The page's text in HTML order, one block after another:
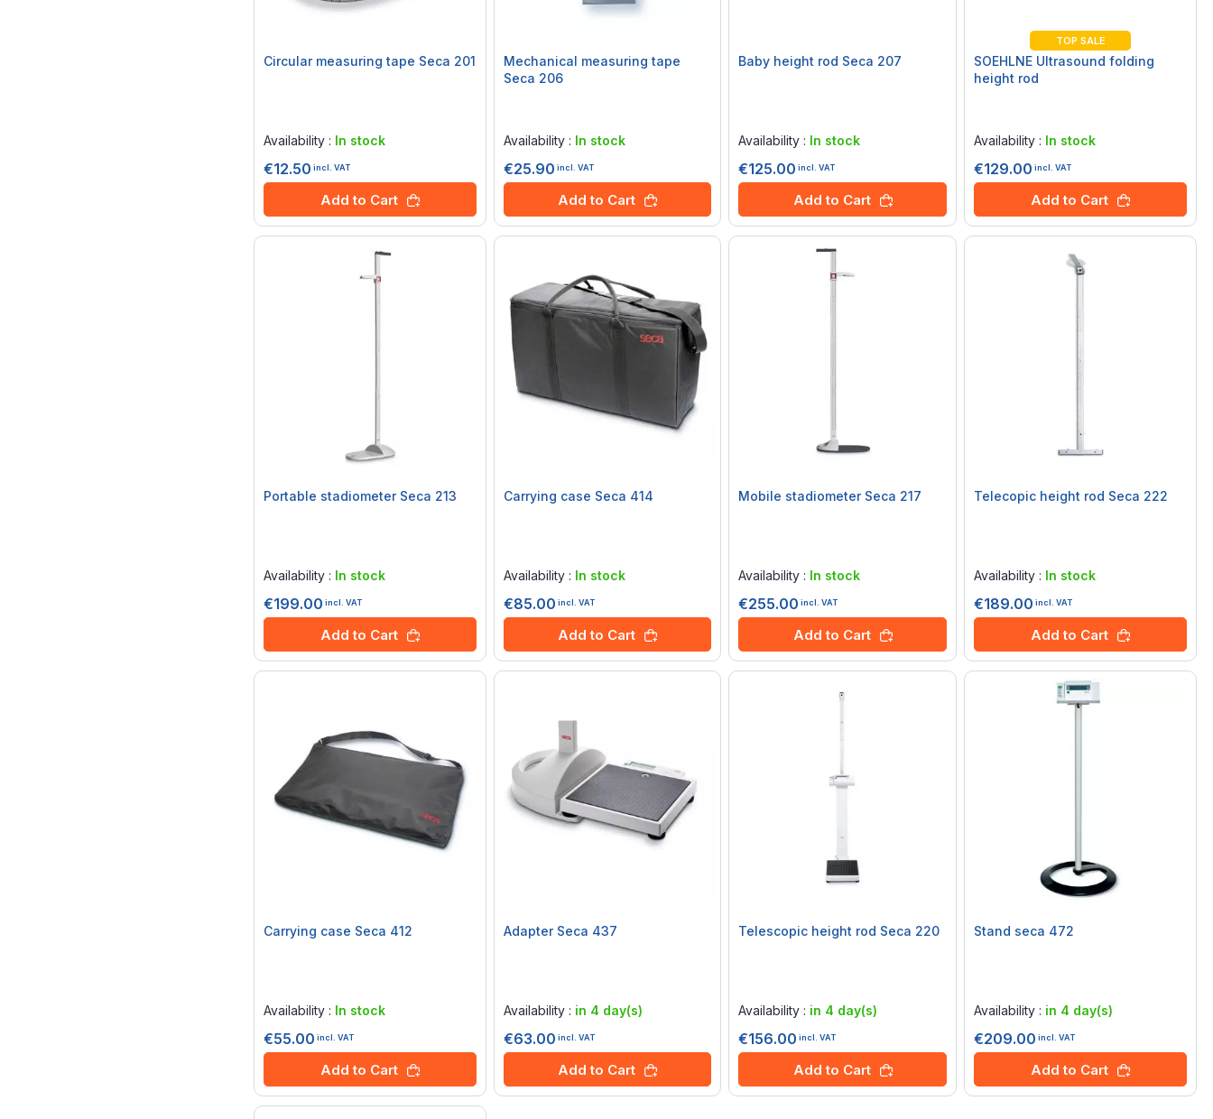
Circular measuring tape Seca 201
Availability : In stock
€12.50 incl. VAT
Add to Cart
Mechanical measuring tape
Seca 206
Availability : In stock
€25.90 incl. VAT
Add to Cart
Baby height rod Seca 207
Availability : In stock
€125.00 incl. VAT
Add to Cart
TOP SALE
SOEHLNE Ultrasound folding
height rod
Availability : In stock
€129.00 incl. VAT
Add to Cart
Portable stadiometer Seca 213
Availability : In stock
€199.00 incl. VAT
Add to Cart
Carrying case Seca 414
Availability : In stock
€85.00 incl. VAT
Add to Cart
Mobile stadiometer Seca 217
Availability : In stock
€255.00 incl. VAT
Add to Cart
Telecopic height rod Seca 222
Availability : In stock
€189.00 incl. VAT
Add to Cart
Carrying case Seca 412
Availability : In stock
€55.00 incl. VAT
Add to Cart
Adapter Seca 437
Availability : in 4 day(s)
€63.00 incl. VAT
Add to Cart
Telescopic height rod Seca 220
Availability : in 4 day(s)
€156.00 incl. VAT
Add to Cart
Stand seca 472
Availability : in 4 day(s)
€209.00 incl. VAT
Add to Cart